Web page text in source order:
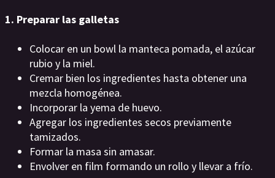
1. Preparar las galletas
Colocar en un bowl la manteca pomada, el azúcar
rubio y la miel.
Cremar bien los ingredientes hasta obtener una
mezcla homogénea.
Incorporar la yema de huevo.
Agregar los ingredientes secos previamente
tamizados.
Formar la masa sin amasar.
Envolver en film formando un rollo y llevar a frío.